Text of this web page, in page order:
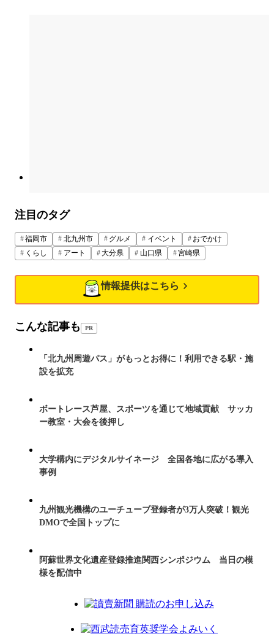
注目のタグ
福岡市 北九州市 グルメ イベント
おでかけ
くらし
アート 大分県 山口県 宮崎県
情報提供はこちら
こんな記事も PR
「北九州周遊パス」がもっとお得に！利用できる駅・施
設を拡充
ボートレース芦屋、スポーツを通じて地域貢献 サッカ
ー教室・大会を後押し
大学構内にデジタルサイネージ 全国各地に広がる導入
事例
九州観光機構のユーチューブ登録者が3万人突破！観光
DMOで全国トップに
阿蘇世界文化遺産登録推進関西シンポジウム 当日の模
様を配信中